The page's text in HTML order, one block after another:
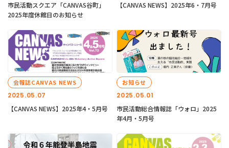
市民活動スクエア「CANVAS谷町」
2025年度休館日のお知らせ
【CANVAS NEWS】2025年6・7月号
2025.05.07
会報誌CANVAS NEWS
【CANVAS NEWS】2025年4・5月号
2025.05.01
お知らせ
市民活動総合情報誌「ウォロ」2025
年4月・5月号